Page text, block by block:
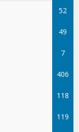
52
49
7
406
118
119